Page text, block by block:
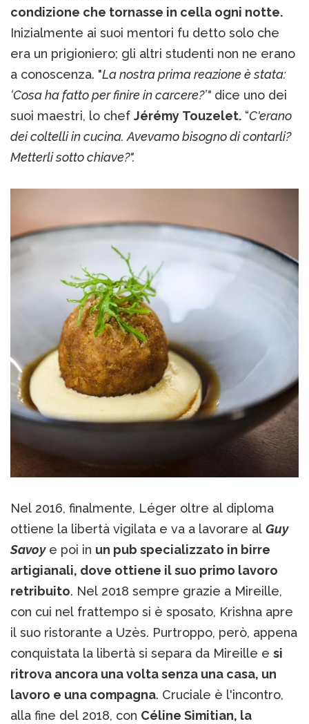
condizione che tornasse in cella ogni notte.
Inizialmente ai suoi mentori fu detto solo che
era un prigioniero; gli altri studenti non ne erano
a conoscenza. "La nostra prima reazione è stata:
‘Cosa ha fatto per finire in carcere?’" dice uno dei
suoi maestri, lo chef Jérémy Touzelet. “C'erano
dei coltelli in cucina. Avevamo bisogno di contarli?
Metterli sotto chiave?".
Nel 2016, finalmente, Léger oltre al diploma
ottiene la libertà vigilata e va a lavorare al Guy
Savoye poi in un pub specializzato in birre
artigianali, dove ottiene il suo primo lavoro
retribuito. Nel 2018 sempre grazie a Mireille,
con cui nel frattempo si è sposato, Krishna apre
il suo ristorante a Uzès. Purtroppo, però, appena
conquistata la libertà si separa da Mireille e si
ritrova ancora una volta senza una casa, un
lavoro e una compagna. Cruciale è l'incontro,
alla fine del 2018, con Céline Simitian, la